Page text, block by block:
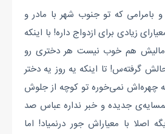
که تو جنوب شهر با مادر و
زیادی برای ازدواج داره! با اینکه
مالیش هم خوب نیست هر دختری رو
گرفته‌س! تا اینکه یه روز یه دختر
چهره‌اش نمی‌خوره تو کوچه از جلوش
جدیده و خبر نداره عباس صد
اصلا با معیاراش جور درنمیاد! اما